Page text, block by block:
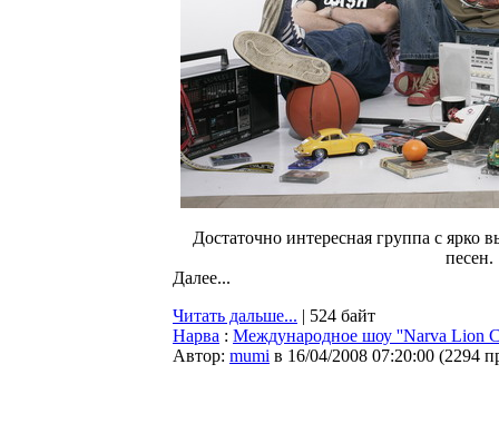
Достаточно интересная группа с
песен.
Далее...
Читать дальше... | 524 байт
Нарва : Международное шоу ''Narva Lion
Автор: mumi в 16/04/2008 07:20:00 (2294